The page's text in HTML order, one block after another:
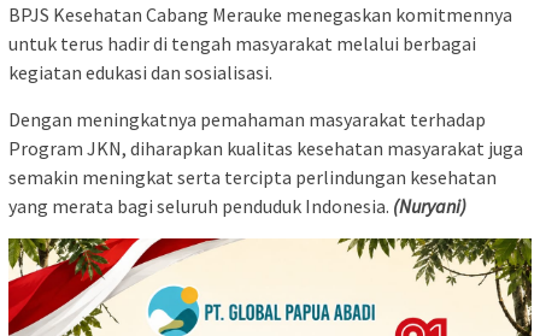
BPJS Kesehatan Cabang Merauke menegaskan komitmennya
untuk terus hadir di tengah masyarakat melalui berbagai
kegiatan edukasi dan sosialisasi.
Dengan meningkatnya pemahaman masyarakat terhadap
Program JKN, diharapkan kualitas kesehatan masyarakat juga
semakin meningkat serta tercipta perlindungan kesehatan
yang merata bagi seluruh penduduk Indonesia. (Nuryani)